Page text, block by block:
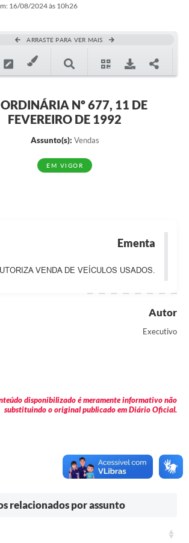
16/08/2024 às 10h26
ARRASTE PARA VER MAIS
ORDINÁRIA Nº 677, 11 DE
FEVEREIRO DE 1992
Assunto(s): Vendas
EM VIGOR
Ementa
VENDA DE VEÍCULOS USADOS.
Autor
Executivo
disponibilizado é meramente informativo não
substituindo o original publicado em Diário Oficial.
relacionados por assunto